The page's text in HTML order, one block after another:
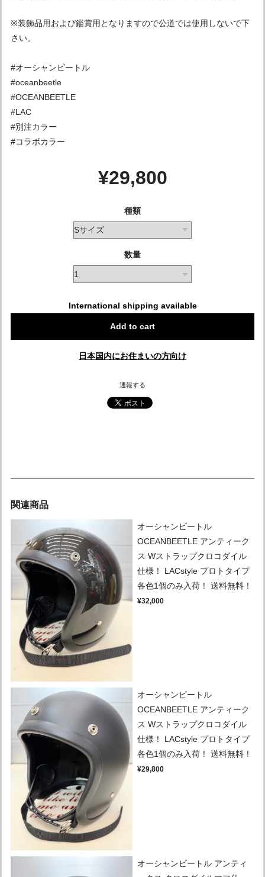
※装飾品用および鑑賞用となりますので公道では使用しないで下
さい。
#オーシャンビートル
#oceanbeetle
#OCEANBEETLE
#LAC
#別注カラー
#コラボカラー
¥29,800
種類
数量
International shipping available
Add to cart
日本国内にお住まいの方向け
通報する
関連商品
オーシャンビートル
OCEANBEETLE アンティーク
ス Wストラップクロコダイル
仕様！ LACstyle プロトタイプ
各色1個のみ入荷！ 送料無料！
¥32,000
オーシャンビートル
OCEANBEETLE アンティーク
ス Wストラップクロコダイル
仕様！ LACstyle プロトタイプ
各色1個のみ入荷！ 送料無料！
¥29,800
オーシャンビートル アンティ